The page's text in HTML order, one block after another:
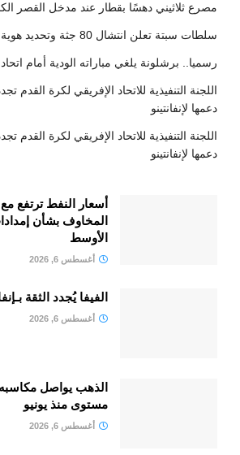
مصرع ثلاثيني دهسًا بقطار عند مدخل القصر
سلطات سبتة تعلن انتشال 80 جثة وتحديد هوية أربعة ضحايا
رسميا.. برشلونة يلغي مباراته الودية أمام
اللجنة التنفيذية للاتحاد الإفريقي لكرة القدم
دعمها لإنفانتينو
اللجنة التنفيذية للاتحاد الإفريقي لكرة القدم
دعمها لإنفانتينو
أسعار النفط ترتفع
المخاوف بشأن
الأوسط
أغسطس 6, 2026
الفيفا يُجدد الثقة
أغسطس 6, 2026
الذهب يواصل
مستوى منذ يونيو
أغسطس 6, 2026